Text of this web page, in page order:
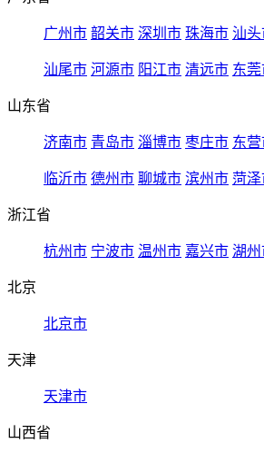
广州市 韶关市 深圳市 珠海市 汕
汕尾市 河源市 阳江市 清远市 东
山东省
济南市 青岛市 淄博市 枣庄市 东
临沂市 德州市 聊城市 滨州市 菏泽
浙江省
杭州市 宁波市 温州市 嘉兴市 湖州
北京
北京市
天津
天津市
山西省